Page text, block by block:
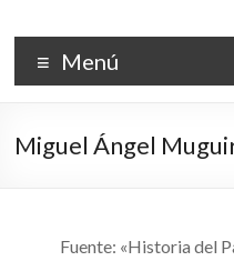
contenido
PALACIO
Menú
Miguel Ángel
Fuente: «Historia del